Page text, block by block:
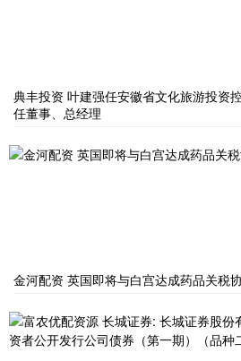
典丰投资 叶建强任安徽省文化旅游投资
任董事、总经理
金河配资 英国即将与白宫达成药品关税